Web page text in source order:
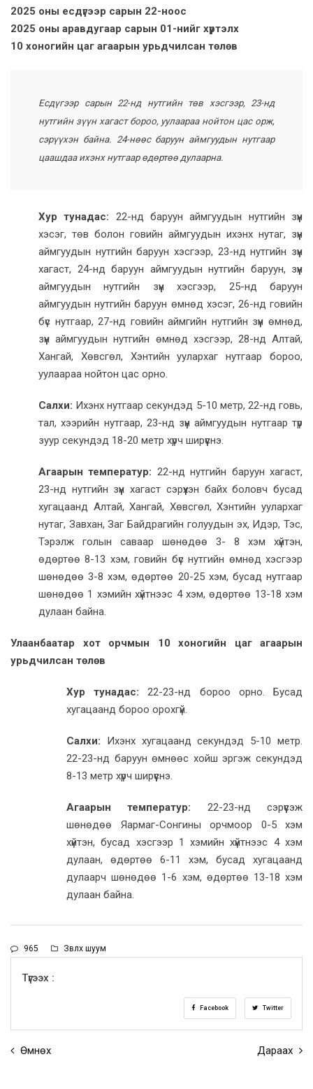
2025 оны есдүгээр сарын 22-ноос
2025 оны аравдугаар сарын 01-нийг хүртэлх
10 хоногийн цаг агаарын урьдчилсан төлөв
Есдүгээр сарын 22-нд нутгийн төв хэсгээр, 23-нд
нутгийн зүүн хагаст бороо, уулаараа нойтон цас орж,
сэрүүхэн байна. 24-нөөс баруун аймгуудын нутгаар
цаашдаа ихэнх нутгаар өдөртөө дулаарна.
Хур тунадас: 22-нд баруун аймгуудын нутгийн зүүн
хэсэг, төв болон говийн аймгуудын ихэнх нутаг, зүүн
аймгуудын нутгийн баруун хэсгээр, 23-нд нутгийн зүүн
хагаст, 24-нд баруун аймгуудын нутгийн баруун, зүүн
аймгуудын нутгийн зүүн хэсгээр, 25-нд баруун
аймгуудын нутгийн баруун өмнөд хэсэг, 26-нд говийн
бүс нутгаар, 27-нд говийн аймгийн нутгийн зүүн өмнөд,
зүүн аймгуудын нутгийн өмнөд хэсгээр, 28-нд Алтай,
Хангай, Хөвсгөл, Хэнтийн уулархаг нутгаар бороо,
уулаараа нойтон цас орно.
Салхи: Ихэнх нутгаар секундэд 5-10 метр, 22-нд говь,
тал, хээрийн нутгаар, 23-нд зүүн аймгуудын нутгаар түр
зуур секундэд 18-20 метр хүрч ширүүснэ.
Агаарын температур: 22-нд нутгийн баруун хагаст,
23-нд нутгийн зүүн хагаст сэрүүхэн байх боловч бусад
хугацаанд Алтай, Хангай, Хөвсгөл, Хэнтийн уулархаг
нутаг, Завхан, Заг Байдрагийн голуудын эх, Идэр, Тэс,
Тэрэлж голын саваар шөнөдөө 3- 8 хэм хүйтэн,
өдөртөө 8-13 хэм, говийн бүс нутгийн өмнөд хэсгээр
шөнөдөө 3-8 хэм, өдөртөө 20-25 хэм, бусад нутгаар
шөнөдөө 1 хэмийн хүйтнээс 4 хэм, өдөртөө 13-18 хэм
дулаан байна.
Улаанбаатар хот орчмын 10 хоногийн цаг агаарын
урьдчилсан төлөв
Хур тунадас: 22-23-нд бороо орно. Бусад
хугацаанд бороо орохгүй.
Салхи: Ихэнх хугацаанд секундэд 5-10 метр.
22-23-нд баруун өмнөөс хойш эргэж секундэд
8-13 метр хүрч ширүүснэ.
Агаарын температур: 22-23-нд сэрүүсэж
шөнөдөө Яармаг-Сонгины орчмоор 0-5 хэм
хүйтэн, бусад хэсгээр 1 хэмийн хүйтнээс 4 хэм
дулаан, өдөртөө 6-11 хэм, бусад хугацаанд
дулаарч шөнөдөө 1-6 хэм, өдөртөө 13-18 хэм
дулаан байна.
965 Зөвлөх шуум
Түгээх :
Facebook Twitter
Өмнөх Дараах